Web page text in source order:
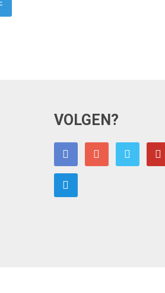
VOLGEN?